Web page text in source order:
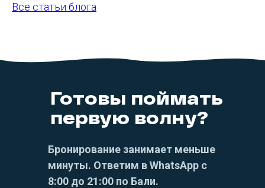
Все статьи блога
Бронирование занимает меньше
минуты. Ответим в WhatsApp с
8:00 до 21:00 по Бали.
Готовы поймать
первую волну?